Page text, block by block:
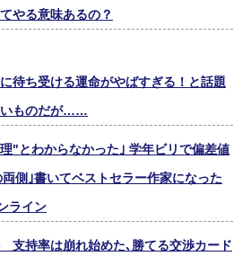
やる意味あるの？
待ち受ける運命がやばすぎる！と話題
ものだが……
"とわからなかった｣ 学年ビリで偏差値
側｣書いてベストセラー作家になった
ライン
支持率は崩れ始めた､勝てる交渉カード